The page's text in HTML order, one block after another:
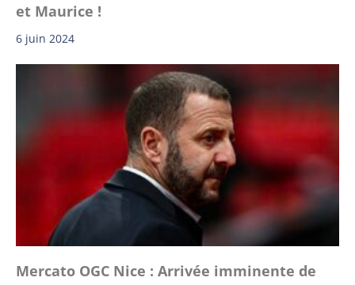
et Maurice !
6 juin 2024
Mercato OGC Nice : Arrivée imminente de